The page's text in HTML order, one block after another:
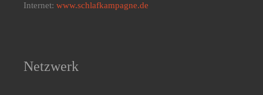
Internet: www.schlafkampagne.de
Netzwerk